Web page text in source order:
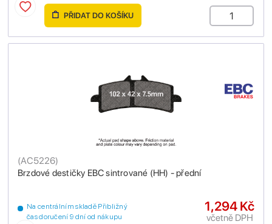
PŘIDAT DO KOŠÍKU
Brzdové destičky EBC sintrované (HH) - přední
(AC5226)
Na centrálním skladě Přibližný
čas doručení 9 dní od nákupu
1,294 Kč
včetně DPH